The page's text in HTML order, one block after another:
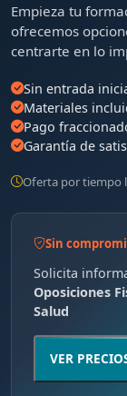
Empieza tu
ofrecemos
centrarte en lo
Sin entrada
Materiales
Pago
Garantía de
Oferta por tiempo
Sin
Solicita
Oposiciones
Salud
VER